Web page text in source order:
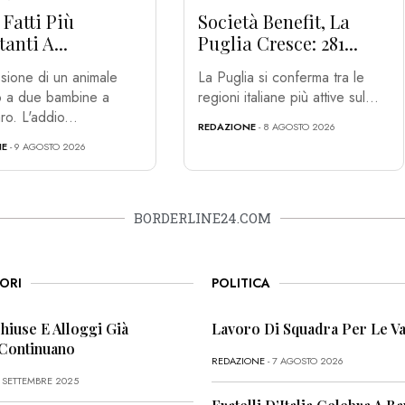
Fatti Più
A...
di un animale
a due bambine a
L'addio...
- 9 AGOSTO 2026
Società Benefit, La
Puglia Cresce: 281...
La Puglia si conferma tra le
regioni italiane più attive sul...
REDAZIONE- 8 AGOSTO 2026
BORDERLINE24.COM
E Alloggi Già
2025
POLITICA
Lavoro Di Squadra Per Le
REDAZIONE- 7 AGOSTO 2026